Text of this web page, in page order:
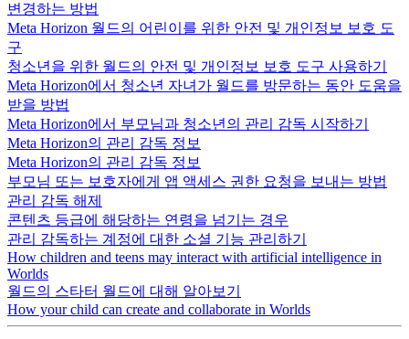
변경하는 방법
Meta Horizon 월드의 어린이를 위한 안전 및 개인정보 보호 도
구
청소년을 위한 월드의 안전 및 개인정보 보호 도구 사용하기
Meta Horizon에서 청소년 자녀가 월드를 방문하는 동안 도움을
받을 방법
Meta Horizon에서 부모님과 청소년의 관리 감독 시작하기
Meta Horizon의 관리 감독 정보
Meta Horizon의 관리 감독 정보
부모님 또는 보호자에게 앱 액세스 권한 요청을 보내는 방법
관리 감독 해제
콘텐츠 등급에 해당하는 연령을 넘기는 경우
관리 감독하는 계정에 대한 소셜 기능 관리하기
How children and teens may interact with artificial intelligence in
Worlds
월드의 스타터 월드에 대해 알아보기
How your child can create and collaborate in Worlds